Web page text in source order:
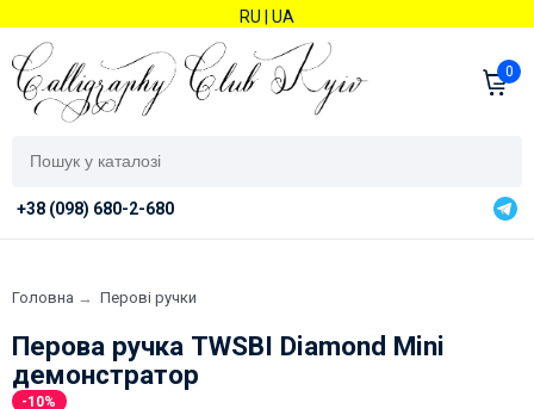
RU UA
0
+38 (098) 680-2-680
Головна → Перові ручки
Перова ручка TWSBI Diamond Mini
демонстратор
-10%